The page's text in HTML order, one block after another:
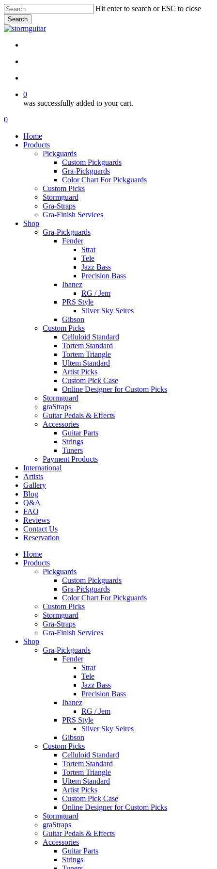
Skip
to
main
content
Hit enter to search or ESC to close
Search
Close
0
was successfully added to your cart.
Menu
search
account
0
Home
Products
Pickguards
Custom Pickguards
Gra-Pickguards
Color Chart For Pickguards
Custom Picks
Stormguard
Gra-Straps
Gra-Finish Services
Shop
Gra-Pickguards
Fender
Strat
Tele
Jazz Bass
Precision Bass
Ibanez
RG / Jem
PRS Style
Silver Sky Seires
Gibson
Custom Picks
Celluloid Standard
Tortem Standard
Tortem Triangle
Ultem Standard
Artist Picks
Custom Pick Case
Online Designer for Custom Picks
Stormguard
graStraps
Guitar Pedals & Effects
Accessories
Guitar Parts
Strings
Tuners
Payment Products
International
Artists
Gallery
Blog
Q&A
FAQ
Reviews
Contact Us
Reservation
Home
Products
Pickguards
Custom Pickguards
Gra-Pickguards
Color Chart For Pickguards
Custom Picks
Stormguard
Gra-Straps
Gra-Finish Services
Shop
Gra-Pickguards
Fender
Strat
Tele
Jazz Bass
Precision Bass
Ibanez
RG / Jem
PRS Style
Silver Sky Seires
Gibson
Custom Picks
Celluloid Standard
Tortem Standard
Tortem Triangle
Ultem Standard
Artist Picks
Custom Pick Case
Online Designer for Custom Picks
Stormguard
graStraps
Guitar Pedals & Effects
Accessories
Guitar Parts
Strings